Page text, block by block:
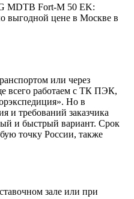
MDTB Fort-M 50 EK:
выгодной цене в Москве в
или через
всего работаем с ТК ПЭК,
Но в
и требований заказчика
и быстрый вариант. Срок
точку России, также
зале или при